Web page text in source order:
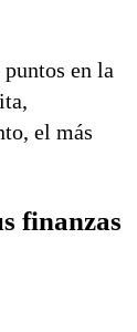
en la
el más
finanzas